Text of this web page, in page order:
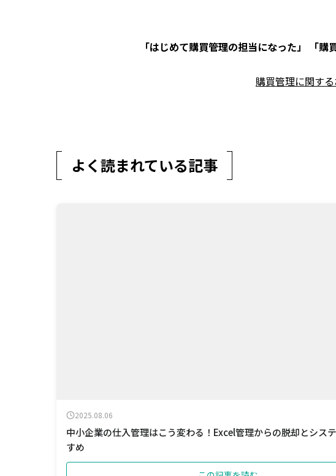
「はじめて購買管理の担当になった」 「
購買管理に関す
よく読まれている記事
2025.08.06
中小企業の仕入管理はこう変わる！Excel管理からの脱却とシス
すめ